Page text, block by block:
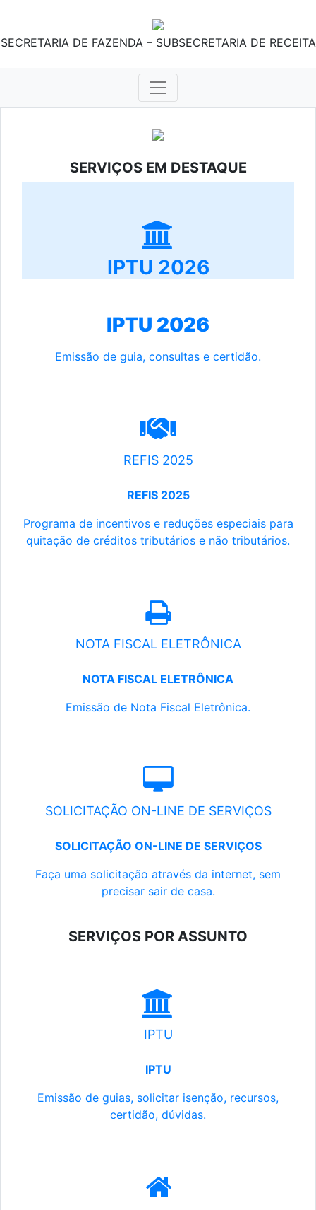
SECRETARIA DE FAZENDA – SUBSECRETARIA DE RECEITA
SERVIÇOS EM DESTAQUE
IPTU 2026
IPTU 2026
Emissão de guia, consultas e certidão.
REFIS 2025
REFIS 2025
Programa de incentivos e reduções especiais para
quitação de créditos tributários e não tributários.
NOTA FISCAL ELETRÔNICA
NOTA FISCAL ELETRÔNICA
Emissão de Nota Fiscal Eletrônica.
SOLICITAÇÃO ON-LINE DE SERVIÇOS
SOLICITAÇÃO ON-LINE DE SERVIÇOS
Faça uma solicitação através da internet, sem
precisar sair de casa.
SERVIÇOS POR ASSUNTO
IPTU
IPTU
Emissão de guias, solicitar isenção, recursos,
certidão, dúvidas.